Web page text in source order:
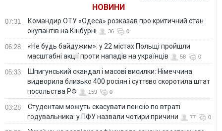
Telegraph
НОВИНИ
07:31
Командир ОТУ «Одеса» розказав про критичний стан
окупантів на Кінбурні
36 0
06:28
«Не будь байдужим»: у 22 містах Польщі пройшли
масштабні акції проти нападів на українців
58 0
05:33
Шпигунський скандал і масові висилки: Німеччина
видворила близько 400 росіян і суттєво скоротила штат
посольства РФ
159 0
03:28
Студентам можуть скасувати пенсію по втраті
годувальника: у ПФУ назвали чотири причини
77 0